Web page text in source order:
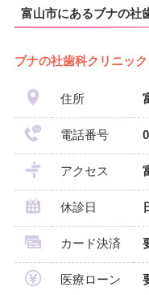
富山市にあるブナの社
ブナの社歯科クリニッ
住所
電話番号
アクセス
休診日
カード決済
医療ローン